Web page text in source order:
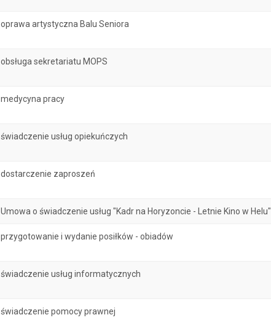
oprawa artystyczna Balu Seniora
obsługa sekretariatu MOPS
medycyna pracy
świadczenie usług opiekuńczych
dostarczenie zaproszeń
Umowa o świadczenie usług "Kadr na Horyzoncie - Letnie Kino w Helu"
przygotowanie i wydanie posiłków - obiadów
świadczenie usług informatycznych
świadczenie pomocy prawnej